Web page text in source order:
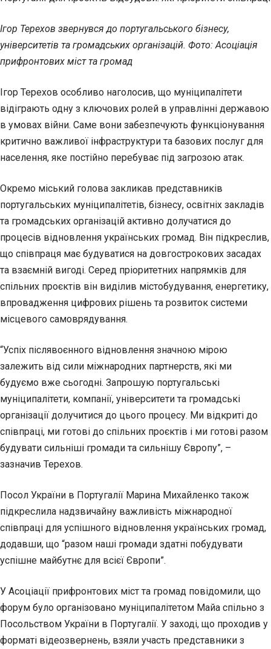
Ігор Терехов звернувся до португальського бізнесу,
університетів та громадських організацій. Фото: Асоціація
прифронтових міст та громад
Ігор Терехов особливо наголосив, що муніципалітети
відіграють одну з ключових ролей в управлінні державою
в умовах війни. Саме вони забезпечують функціонування
критично важливої інфраструктури та базових послуг для
населення, яке постійно перебуває під загрозою атак.
Окремо міський голова закликав представників
португальських муніципалітетів, бізнесу, освітніх закладів
та громадських організацій активно долучатися до
процесів відновлення українських громад. Він підкреслив,
що співпраця має будуватися на довгострокових засадах
та взаємній вигоді. Серед пріоритетних напрямків для
спільних проєктів він виділив містобудування, енергетику,
впровадження цифрових рішень та розвиток системи
місцевого самоврядування.
“Успіх післявоєнного відновлення значною мірою
залежить від сили міжнародних партнерств, які ми
будуємо вже сьогодні. Запрошую португальські
муніципалітети, компанії, університети та громадські
організації долучитися до цього процесу. Ми відкриті до
співпраці, ми готові до спільних проєктів і ми готові разом
будувати сильніші громади та сильнішу Європу”, –
зазначив Терехов.
Посол України в Португалії Марина Михайленко також
підкреслила надзвичайну важливість міжнародної
співпраці для успішного відновлення українських громад,
додавши, що “разом наші громади здатні побудувати
успішне майбутнє для всієї Європи”.
У Асоціації прифронтових міст та громад повідомили, що
форум було організовано муніципалітетом Майа спільно з
Посольством України в Португалії. У заході, що проходив у
форматі відеозвернень, взяли участь представники з